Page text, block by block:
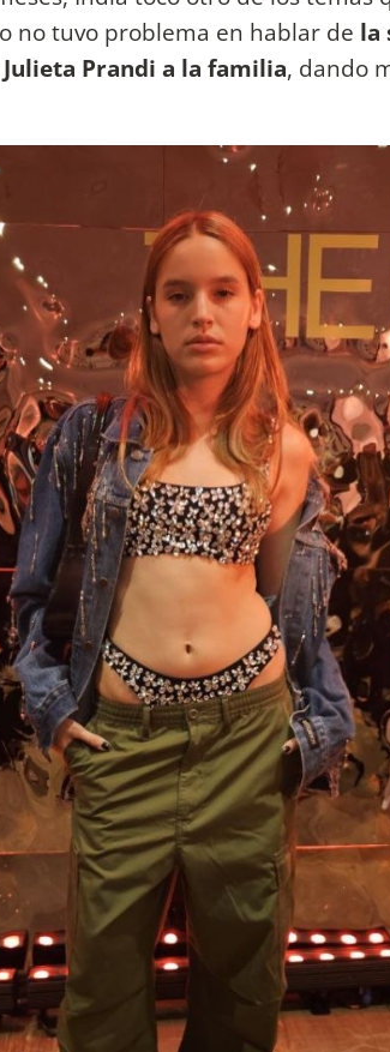
no tuvo problema en hablar de la
Prandi a la familia, dando